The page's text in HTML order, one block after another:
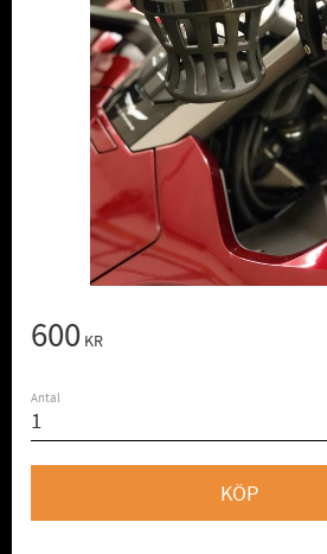
600 KR
Antal
KÖP